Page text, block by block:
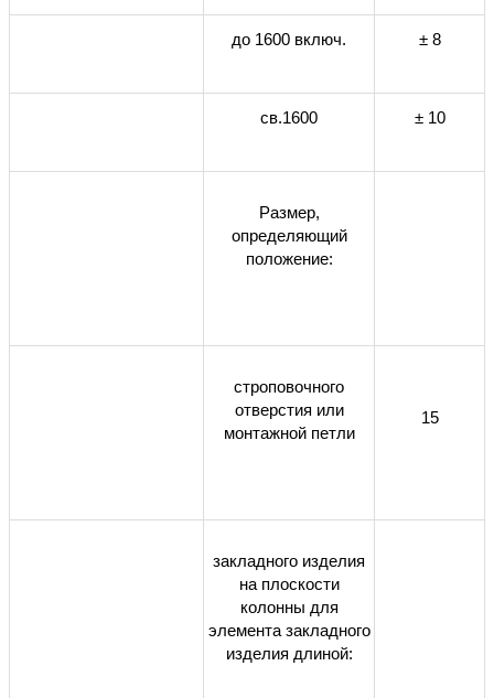
до 1600 включ. ± 8
св.1600 ± 10
Размер,
определяющий
положение:
строповочного
отверстия или
монтажной петли
15
закладного изделия
на плоскости
колонны для
элемента закладного
изделия длиной: